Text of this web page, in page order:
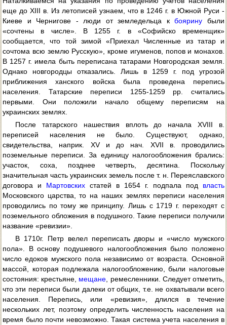
еще до XIII в. Из летописей узнаем, что в 1246 г. в Южной Руси -
Киеве и Чернигове - люди от земледельца кбоярину были
«сочтены в числе». В 1255 г. в «Софийско временщик»
сообщается, что той зимой «Приехал Численные из татар и
сочтома всю землю Русскую», кроме игуменов, попов и монахов.
В 1257 г. имела быть переписана татарами Новгородская земля.
Однако новгородцы отказались. Лишь в 1259 г. под угрозой
приближения ханского войска была проведена перепись
населения. Татарские переписи 1255-1259 pp. считались
первыми. Они положили начало общему переписям на
украинских землях.
После татарского нашествия вплоть до начала XVIII в.
переписей населения не было. Существуют, однако,
свидетельства, наприк. XV и до нач. XVII в. проводились
поземельные переписи. За единицу налогообложения брались:
участок, соха, позднее четверть, десятина. Поскольку
значительная часть украинских земель после т. н. Переяславского
договора и Мартовских статей в 1654 г. подпала под власть
Московского царства, то на наших землях переписи населения
проводились по тому же принципу. Лишь с 1719 г. переходят с
поземельного обложения в подушного. Такие переписи получили
название «ревизии».
В 1710г. Петр велел переписать дворы и «число мужского
пола». В основу подушевого налогообложения было положено
число едоков мужского пола независимо от возраста. Основной
массой, которая подлежала налогообложению, были налоговые
состояния: крестьяне, мещане , ремесленники. Следует отметить,
что эти переписи были далеки от общих, т.е. не охватывали всего
населения. Перепись, или «ревизия», длился в течение
нескольких лет, поэтому определить численность населения на
время было почти невозможно. Такая система учета населения в